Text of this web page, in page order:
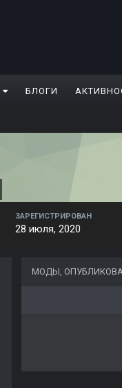
БЛОГИ
ЗАРЕГИСТРИРОВАН
28 июля, 2020
МОДЫ,